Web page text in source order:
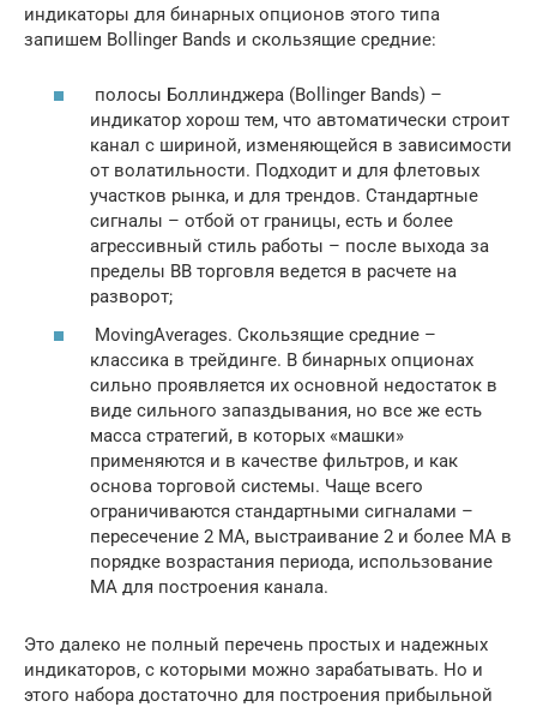
индикаторы для бинарных опционов этого типа
запишем Bollinger Bands и скользящие средние:
полосы Боллинджера (Bollinger Bands) –
индикатор хорош тем, что автоматически строит
канал с шириной, изменяющейся в зависимости
от волатильности. Подходит и для флетовых
участков рынка, и для трендов. Стандартные
сигналы – отбой от границы, есть и более
агрессивный стиль работы – после выхода за
пределы ВВ торговля ведется в расчете на
разворот;
MovingAverages. Скользящие средние –
классика в трейдинге. В бинарных опционах
сильно проявляется их основной недостаток в
виде сильного запаздывания, но все же есть
масса стратегий, в которых «машки»
применяются и в качестве фильтров, и как
основа торговой системы. Чаще всего
ограничиваются стандартными сигналами –
пересечение 2 МА, выстраивание 2 и более МА в
порядке возрастания периода, использование
МА для построения канала.
Это далеко не полный перечень простых и надежных
индикаторов, с которыми можно зарабатывать. Но и
этого набора достаточно для построения прибыльной